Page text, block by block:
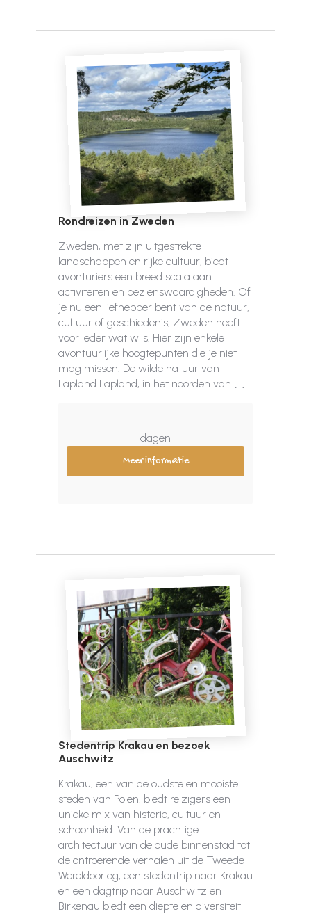
Rondreizen in Zweden
Zweden, met zijn uitgestrekte
landschappen en rijke cultuur, biedt
avonturiers een breed scala aan
activiteiten en bezienswaardigheden. Of
je nu een liefhebber bent van de natuur,
cultuur of geschiedenis, Zweden heeft
voor ieder wat wils. Hier zijn enkele
avontuurlijke hoogtepunten die je niet
mag missen. De wilde natuur van
Lapland Lapland, in het noorden van […]
dagen
Meer informatie
Stedentrip Krakau en bezoek
Auschwitz
Krakau, een van de oudste en mooiste
steden van Polen, biedt reizigers een
unieke mix van historie, cultuur en
schoonheid. Van de prachtige
architectuur van de oude binnenstad tot
de ontroerende verhalen uit de Tweede
Wereldoorlog, een stedentrip naar Krakau
en een dagtrip naar Auschwitz en
Birkenau biedt een diepte en diversiteit